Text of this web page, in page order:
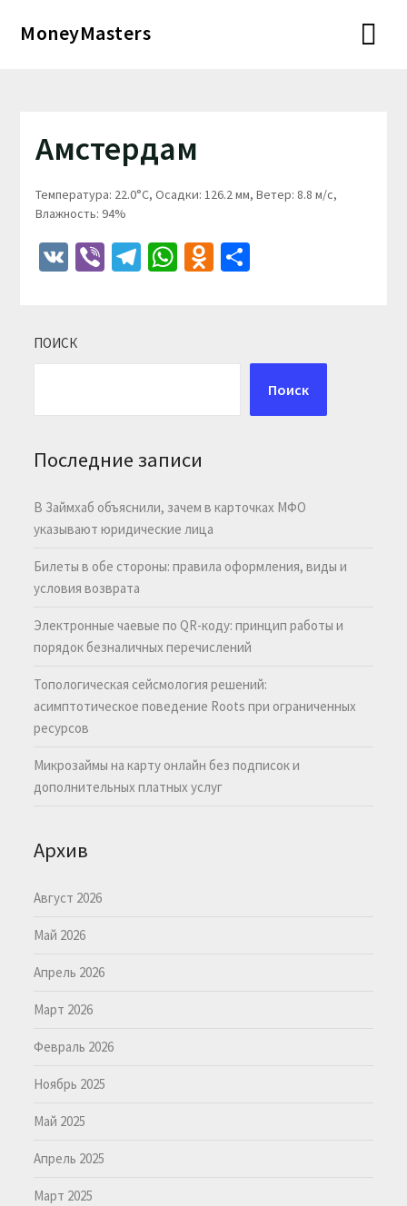
MoneyMasters
Амстердам
Температура: 22.0°C, Осадки: 126.2 мм, Ветер: 8.8 м/с,
Влажность: 94%
VKViberTelegram
WhatsApp
Odnoklassniki
Отправить
ПОИСК
Поиск
Последние записи
В Займхаб объяснили, зачем в карточках МФО
указывают юридические лица
Билеты в обе стороны: правила оформления, виды и
условия возврата
Электронные чаевые по QR-коду: принцип работы и
порядок безналичных перечислений
Топологическая сейсмология решений:
асимптотическое поведение Roots при ограниченных
ресурсов
Микрозаймы на карту онлайн без подписок и
дополнительных платных услуг
Архив
Август 2026
Май 2026
Апрель 2026
Март 2026
Февраль 2026
Ноябрь 2025
Май 2025
Апрель 2025
Март 2025